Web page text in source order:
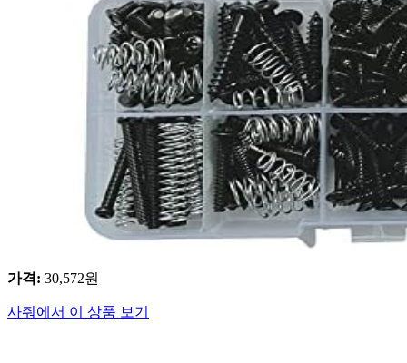
가격: 30,572원
사줘에서 이 상품 보기